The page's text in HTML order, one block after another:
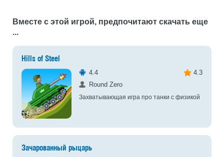
Вместе с этой игрой, предпочитают скачать еще
...
Hills of Steel
4.4
4.3
Round Zero
Захватывающая игра про танки с физикой
Зачарованный рыцарь